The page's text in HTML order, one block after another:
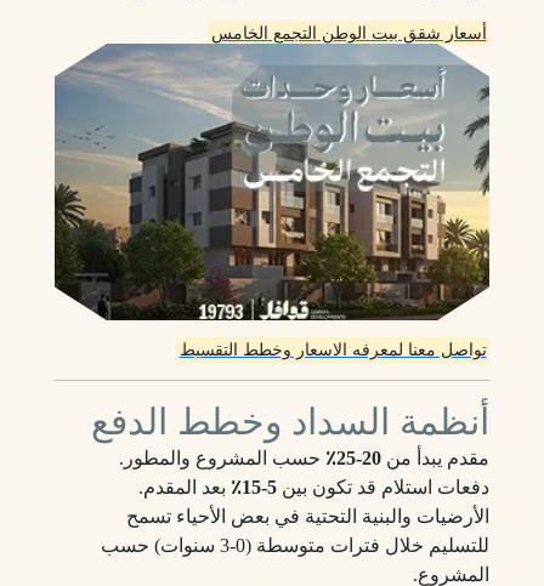
أسعار شقق بيت الوطن التجمع الخامس
تواصل معنا لمعرفه الاسعار وخطط التقسيط
أنظمة السداد وخطط الدفع
مقدم يبدأ من 20‑25٪
حسب المشروع والمطور.
دفعات استلام قد تكون بين 5‑15٪
بعد المقدم.
الأرضيات والبنية التحتية في بعض الأحياء تسمح
للتسليم خلال فترات متوسطة (0‑3 سنوات) حسب
المشروع.